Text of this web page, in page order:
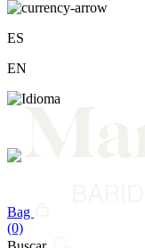
ES
EN
Bag
(0)